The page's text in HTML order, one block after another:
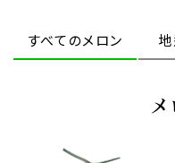
すべてのメロン